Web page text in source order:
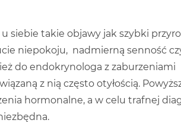
u siebie takie objawy jak szybki
niepokoju, nadmierną senność
do endokrynologa z zaburzeniami
z nią często otyłością.
hormonalne, a w celu trafnej